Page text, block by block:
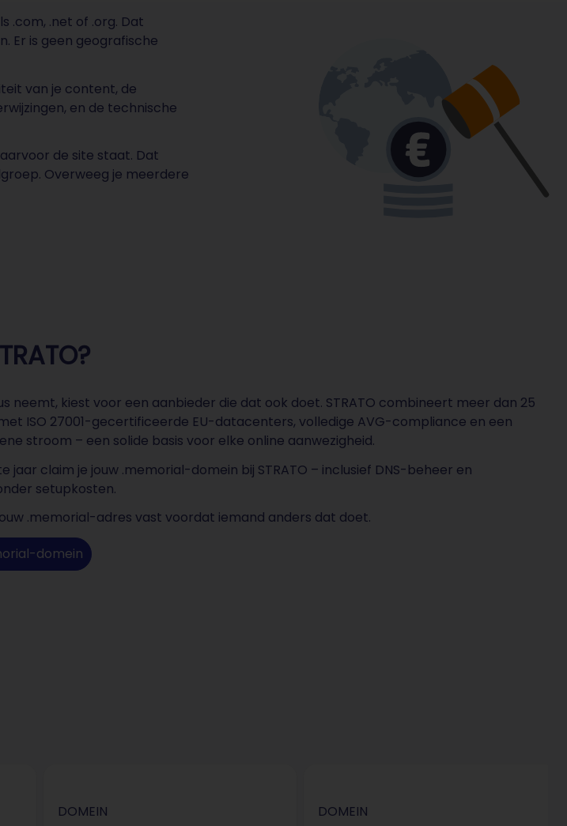
.com, .net of .org. Dat
Er is geen geografische
van je content, de
en de technische
de site staat. Dat
Overweeg je meerdere
neemt, kiest voor een aanbieder die dat ook doet. STRATO combineert meer dan 25
ISO 27001-gecertificeerde EU-datacenters, volledige AVG-compliance en een
stroom – een solide basis voor elke online aanwezigheid.
jaar claim je jouw .memorial-domein bij STRATO – inclusief DNS-beheer en
setupkosten.
.memorial-adres vast voordat iemand anders dat doet.
domein
DOMEIN DOMEIN